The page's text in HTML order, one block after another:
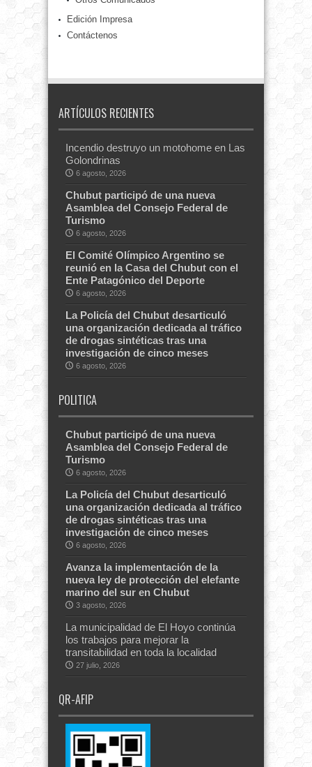
Edición Impresa
Contáctenos
ARTÍCULOS RECIENTES
Incendio destruyo un motohome en Las
Golondrinas
6 agosto, 2026
Chubut participó de una nueva
Asamblea del Consejo Federal de
Turismo
6 agosto, 2026
El Comité Olímpico Argentino se
reunió en la Casa del Chubut con el
Ente Patagónico del Deporte
6 agosto, 2026
La Policía del Chubut desarticuló
una organización dedicada al tráfico
de drogas sintéticas tras una
investigación de cinco meses
6 agosto, 2026
POLITICA
Chubut participó de una nueva
Asamblea del Consejo Federal de
Turismo
6 agosto, 2026
La Policía del Chubut desarticuló
una organización dedicada al tráfico
de drogas sintéticas tras una
investigación de cinco meses
6 agosto, 2026
Avanza la implementación de la
nueva ley de protección del elefante
marino del sur en Chubut
3 agosto, 2026
La municipalidad de El Hoyo continúa
los trabajos para mejorar la
transitabilidad en toda la localidad
27 julio, 2026
QR-AFIP